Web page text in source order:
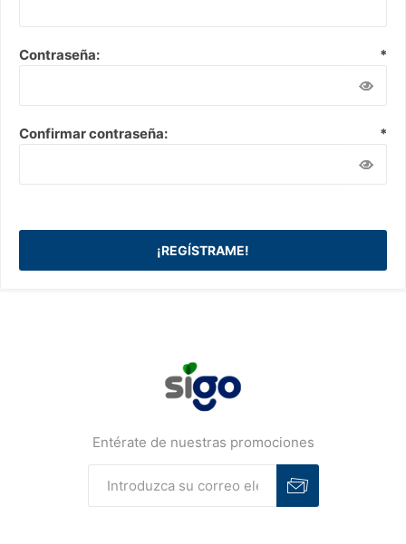
Contraseña: *
Confirmar contraseña: *
Entérate de nuestras promociones